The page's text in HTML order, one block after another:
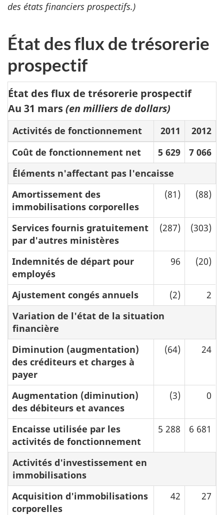
des états financiers prospectifs.)
État des flux de trésorerie
prospectif
État des flux de trésorerie prospectif
Au 31 mars(en milliers de dollars)
Activités de fonctionnement 2011
2012
Coût de fonctionnement net
5 629
7 066
Éléments n'affectant pas l'encaisse
Amortissement des
immobilisations corporelles
(81) (88)
Services fournis gratuitement
par d'autres ministères
(287) (303)
Indemnités de départ pour
employés
96 (20)
Ajustement congés annuels (2)
2
Variation de l'état de la situation
financière
Diminution (augmentation)
des créditeurs et charges à
payer
(64) 24
Augmentation (diminution)
des débiteurs et avances
(3) 0
Encaisse utilisée par les
activités de fonctionnement
5 288 6 681
Activités d'investissement en
immobilisations
Acquisition d'immobilisations
corporelles
42 27